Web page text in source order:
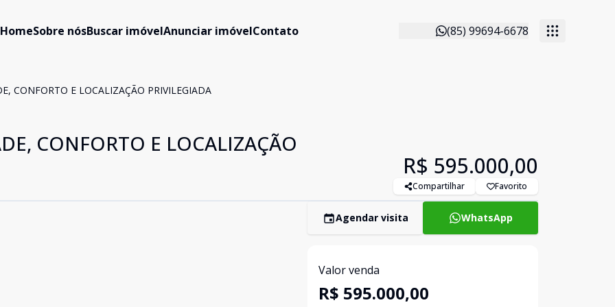
HomeSobre nósBuscar imóvelAnunciar imóvelContato (85) 99694-6678
CONFORTO E LOCALIZAÇÃO PRIVILEGIADA
CONFORTO E LOCALIZAÇÃO
R$ 595.000,00
Compartilhar Favorito
Agendar visita WhatsApp
Valor venda
R$ 595.000,00